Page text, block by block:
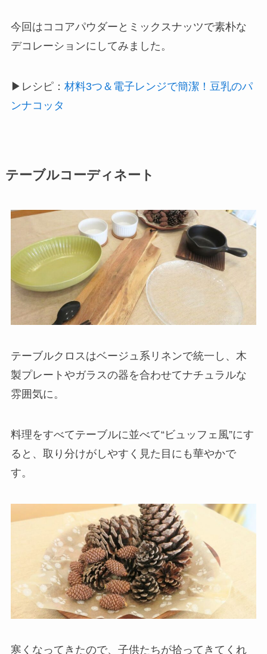
今回はココアパウダーとミックスナッツで素朴な
デコレーションにしてみました。
▶レシピ： 材料3つ＆電子レンジで簡潔！豆乳のパ
ンナコッタ
テーブルコーディネート
テーブルクロスはベージュ系リネンで統一し、木
製プレートやガラスの器を合わせてナチュラルな
雰囲気に。
料理をすべてテーブルに並べて“ビュッフェ風”にす
ると、取り分けがしやすく見た目にも華やかで
す。
寒くなってきたので、子供たちが拾ってきてくれ